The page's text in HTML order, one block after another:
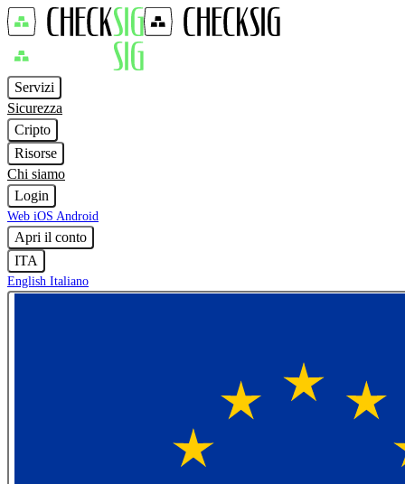
Servizi
Sicurezza
Cripto
Risorse
Chi siamo
Login
Web iOS Android
Apri il conto
ITA
English Italiano